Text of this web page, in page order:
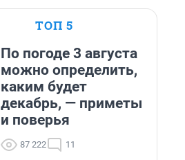
ТОП 5
По погоде 3 августа
можно определить,
каким будет
декабрь, — приметы
и поверья
87 222 11